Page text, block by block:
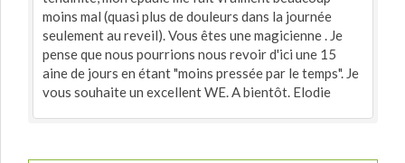
moins mal (quasi plus de douleurs dans la journée
seulement au reveil). Vous êtes une magicienne . Je
pense que nous pourrions nous revoir d'ici une 15
aine de jours en étant "moins pressée par le temps". Je
vous souhaite un excellent WE. A bientôt. Elodie